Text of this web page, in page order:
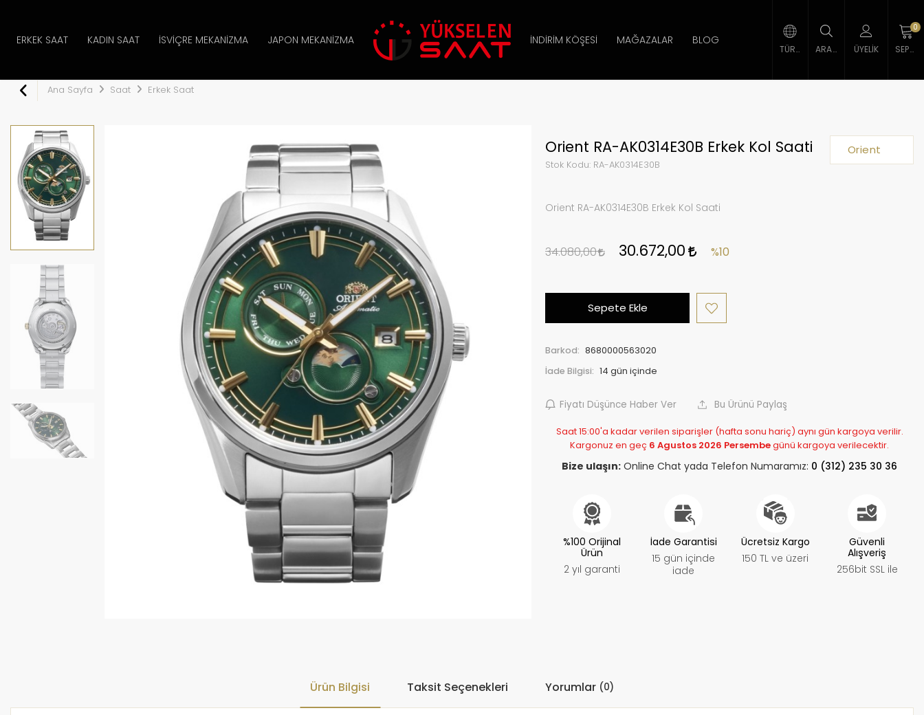
ERKEK SAAT KADIN SAAT İSVIÇRE MEKANIZMA JAPON MEKANIZMA İNDIRIM KÖŞESI MAĞAZALAR BLOG
ÜYELIK
0
Ana Sayfa Saat Erkek Saat
Orient
Orient RA-AK0314E30B Erkek Kol Saati
Stok Kodu: RA-AK0314E30B
Orient RA-AK0314E30B Erkek Kol Saati
34.080,00 30.672,00 %10
Sepete Ekle
Barkod: 8680000563020
İade Bilgisi:
Fiyatı Düşünce Haber Ver Bu Ürünü Paylaş
Saat 15:00'a kadar verilen siparişler (hafta sonu hariç) aynı gün kargoya verilir.
Kargonuz en geç 6 Agustos 2026 Persembe günü kargoya verilecektir.
Bize ulaşın: Online Chat yada Telefon Numaramız: 0 (312) 235 30 36
%100 Orijinal
Ürün
2 yıl garanti
İade Garantisi
15 gün içinde
iade
Ücretsiz Kargo
150 TL ve üzeri
Güvenli
Alışveriş
256bit SSL ile
Ürün Bilgisi Taksit Seçenekleri Yorumlar (0)